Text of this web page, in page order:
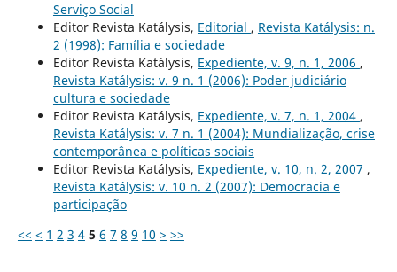
Serviço Social
Editor Revista Katálysis, Editorial , Revista Katálysis: n.
2 (1998): Família e sociedade
Editor Revista Katálysis, Expediente, v. 9, n. 1, 2006 ,
Revista Katálysis: v. 9 n. 1 (2006): Poder judiciário
cultura e sociedade
Editor Revista Katálysis, Expediente, v. 7, n. 1, 2004 ,
Revista Katálysis: v. 7 n. 1 (2004): Mundialização, crise
contemporânea e políticas sociais
Editor Revista Katálysis, Expediente, v. 10, n. 2, 2007 ,
Revista Katálysis: v. 10 n. 2 (2007): Democracia e
participação
<< < 1 2 3 4 5 6 7 8 9 10 > >>